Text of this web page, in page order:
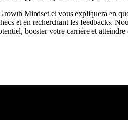
Mindset et vous expliquera en
et en recherchant les feedbacks.
booster votre carrière et atteindre